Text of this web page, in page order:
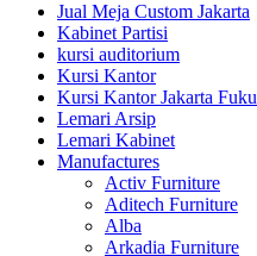
Jual Meja Custom Jakarta
Kabinet Partisi
kursi auditorium
Kursi Kantor
Kursi Kantor Jakarta Fuku
Lemari Arsip
Lemari Kabinet
Manufactures
Activ Furniture
Aditech Furniture
Alba
Arkadia Furniture